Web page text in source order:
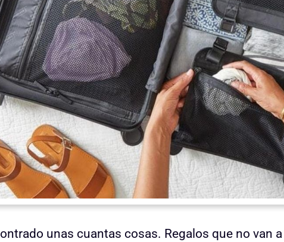
unas cuantas cosas. Regalos que no van